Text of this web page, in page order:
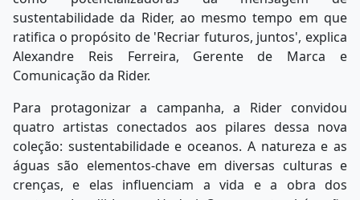
sustentabilidade da Rider, ao mesmo tempo em que
ratifica o propósito de 'Recriar futuros, juntos', explica
Alexandre Reis Ferreira, Gerente de Marca e
Comunicação da Rider.
Para protagonizar a campanha, a Rider convidou
quatro artistas conectados aos pilares dessa nova
coleção: sustentabilidade e oceanos. A natureza e as
águas são elementos-chave em diversas culturas e
crenças, e elas influenciam a vida e a obra dos